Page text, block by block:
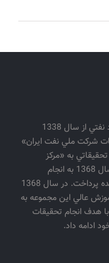
با هدف تحقيق و توسعه در زمينه كاربرد مواد نفتي از سال 1338
شركت ملي نفت ايران»
به «مركز
پژوهش و خدمات علمي» تغيير يافت و تا سال 1368 به انجام
فعاليت‌هاي خود در راستاي اهداف تعيين شده پرداخت. در سال 1368
عالي اين مجموعه به
هدف انجام تحقيقات
ادامه داد.